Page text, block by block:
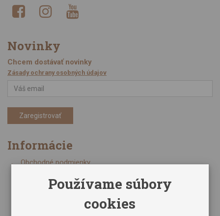
Novinky
Chcem dostávať novinky
Zásady ochrany osobných údajov
Zaregistrovať
Informácie
Obchodné podmienky
Online kurzy bubnovania
Poznáte nás z TV a Rádia
Používame súbory
cookies